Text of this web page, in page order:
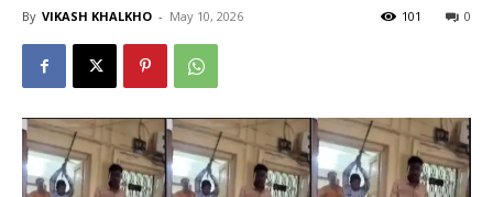
By VIKASH KHALKHO - May 10, 2026 0
101